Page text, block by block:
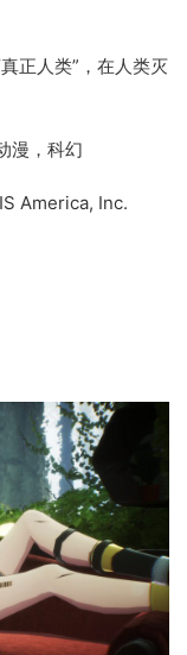
正人类”，在人类灭
漫，科幻
America, Inc.